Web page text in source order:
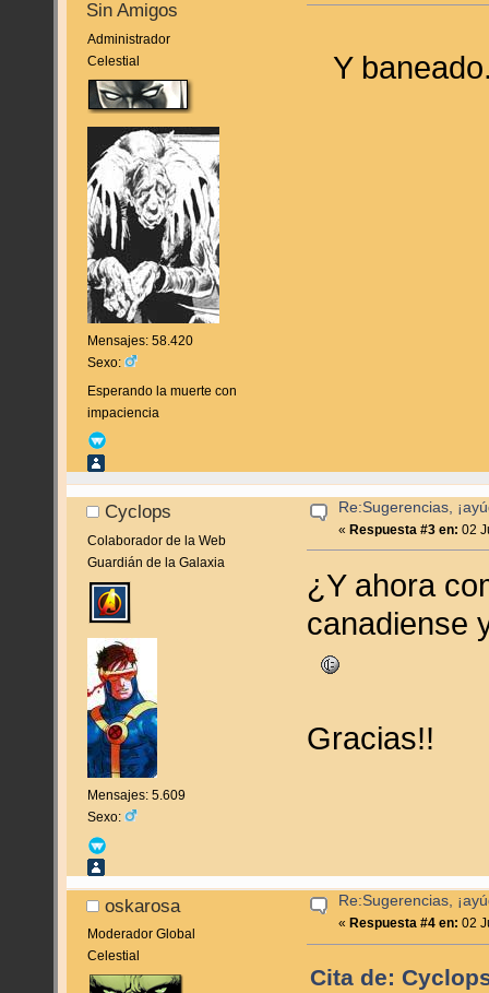
Sin Amigos
Administrador
Celestial
Mensajes: 58.420
Sexo:
Esperando la muerte con
impaciencia
Y
Cyclops
Colaborador de la Web
Guardián de la Galaxia
Mensajes: 5.609
Sexo:
Re:Sugerencias,
« Respuesta #3 en: 02
¿Y ahora
canadiense
Gracias!!
oskarosa
Moderador Global
Celestial
Re:Sugerencias,
« Respuesta #4 en: 02
Cita de: